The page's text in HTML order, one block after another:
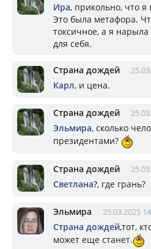
Ира, прикольно, что
Это была метафора.
токсичное, а я
для себя.
Страна дождей
Карл, и цена.
Страна дождей
Эльмира, сколько
президентами?
Страна дождей
Светлана?, где грань?
Эльмира 25.03.2025
Страна дождей,тот,
может еще станет.